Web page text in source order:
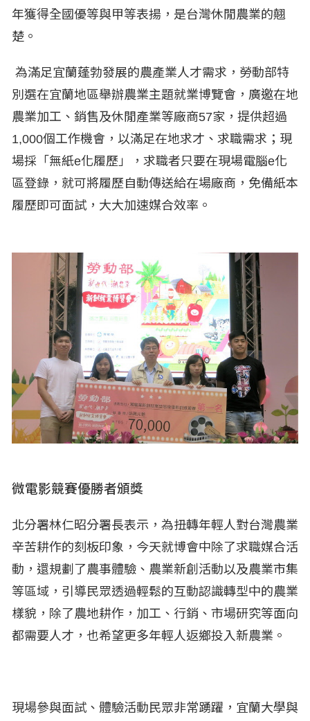
年獲得全國優等與甲等表揚，是台灣休閒農業的翹
楚。
為滿足宜蘭蓬勃發展的農產業人才需求，勞動部特
別選在宜蘭地區舉辦農業主題就業博覽會，廣邀在地
農業加工、銷售及休閒產業等廠商57家，提供超過
1,000個工作機會，以滿足在地求才、求職需求；現
場採「無紙e化履歷」，求職者只要在現場電腦e化
區登錄，就可將履歷自動傳送給在場廠商，免備紙本
履歷即可面試，大大加速媒合效率。
微電影競賽優勝者頒獎
北分署林仁昭分署長表示，為扭轉年輕人對台灣農業
辛苦耕作的刻板印象，今天就博會中除了求職媒合活
動，還規劃了農事體驗、農業新創活動以及農業市集
等區域，引導民眾透過輕鬆的互動認識轉型中的農業
樣貌，除了農地耕作，加工、行銷、市場研究等面向
都需要人才，也希望更多年輕人返鄉投入新農業。
現場參與面試、體驗活動民眾非常踴躍，宜蘭大學與